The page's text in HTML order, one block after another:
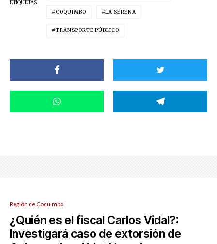
ETIQUETAS
COQUIMBO LA SERENA
TRANSPORTE PÚBLICO
Región de Coquimbo
¿Quién es el fiscal Carlos Vidal?:
Investigará caso de extorsión de